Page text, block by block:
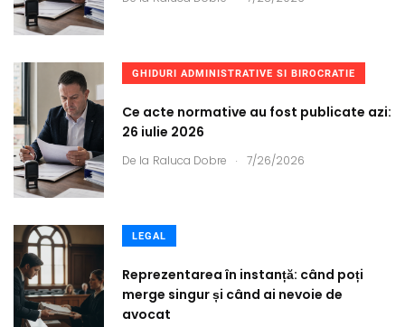
GHIDURI ADMINISTRATIVE SI BIROCRATIE
Ce acte normative au fost publicate azi:
26 iulie 2026
De la Raluca Dobre . 7/26/2026
LEGAL
Reprezentarea în instanță: când poți
merge singur și când ai nevoie de
avocat